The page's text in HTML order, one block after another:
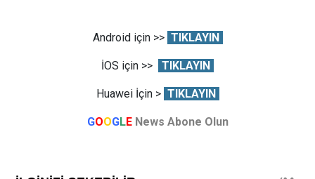
Android için >> TIKLAYIN
İOS için >> TIKLAYIN
Huawei İçin > TIKLAYIN
GOOGLE News Abone Olun